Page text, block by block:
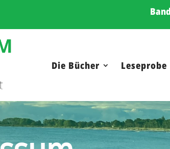
Die Bücher Leseprobe